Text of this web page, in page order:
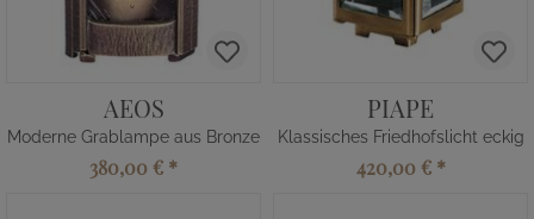
AEOS
Moderne Grablampe aus Bronze
380,00 € *
PIAPE
Klassisches Friedhofslicht eckig
420,00 € *